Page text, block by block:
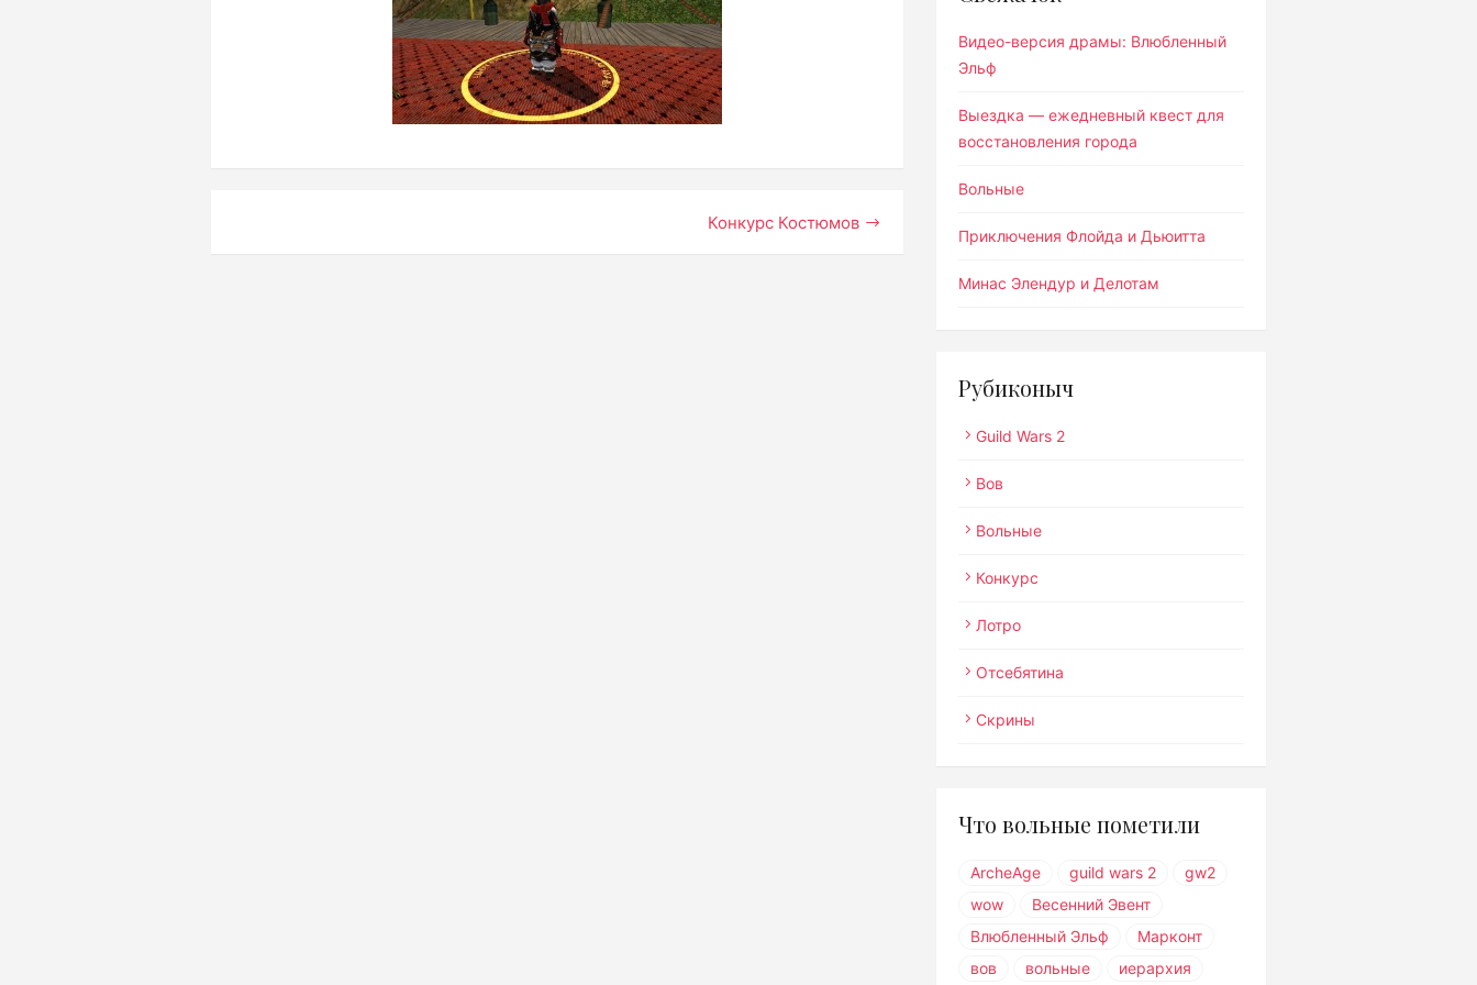
Конкурс Костюмов
Видео-версия драмы: Влюбленный
Эльф
Выездка — ежедневный квест для
восстановления города
Вольные
Приключения Флойда и Дьюитта
Минас Элендур и Делотам
Рубиконыч
Guild Wars 2
Вов
Вольные
Конкурс
Лотро
Отсебятина
Скрины
Что вольные пометили
ArcheAge guild wars 2
gw2
wow
Весенний Эвент
Влюбленный Эльф
Марконт
вов
вольные иерархия